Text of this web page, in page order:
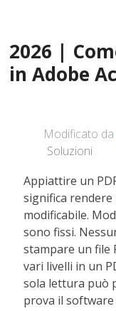
2026 |
in Adobe
Modificato da
Soluzioni
Appiattire un
significa
modificabile.
sono fissi.
stampare un file
vari livelli in un
sola lettura può
prova il software